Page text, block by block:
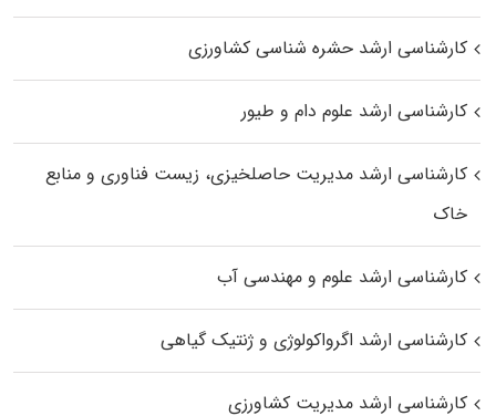
کارشناسی ارشد حشره‌ شناسی کشاورزی
کارشناسی ارشد علوم دام و طیور
کارشناسی ارشد مدیریت حاصلخیزی، زیست فناوری و منابع
خاک
کارشناسی ارشد علوم و مهندسی آب
کارشناسی ارشد اگرواکولوژی و ژنتیک گیاهی
کارشناسی ارشد مدیریت کشاورزی